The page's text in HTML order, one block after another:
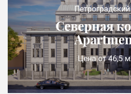
Петроградский
Северная
Цена от 46,5